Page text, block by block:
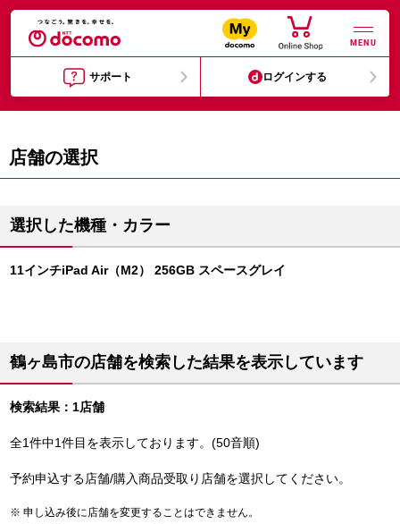
MENU
サポート ログインする
店舗の選択
選択した機種・カラー
11インチiPad Air（M2） 256GB スペースグレイ
鶴ヶ島市の店舗を検索した結果を表示しています
検索結果：1店舗
全1件中1件目を表示しております。(50音順)
予約申込する店舗/購入商品受取り店舗を選択してください。
申し込み後に店舗を変更することはできません。